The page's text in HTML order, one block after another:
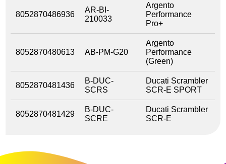
8052870486936
AR-BI-
210033
Argento
Performance
Pro+
8052870480613 AB-PM-G20
Argento
Performance
(Green)
8052870481436
B-DUC-
SCRS
Ducati Scrambler
SCR-E SPORT
8052870481429
B-DUC-
SCRE
Ducati Scrambler
SCR-E